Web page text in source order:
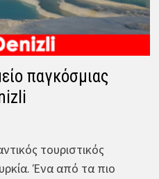
παγκόσμιας
τουριστικός
Ένα από τα πιο